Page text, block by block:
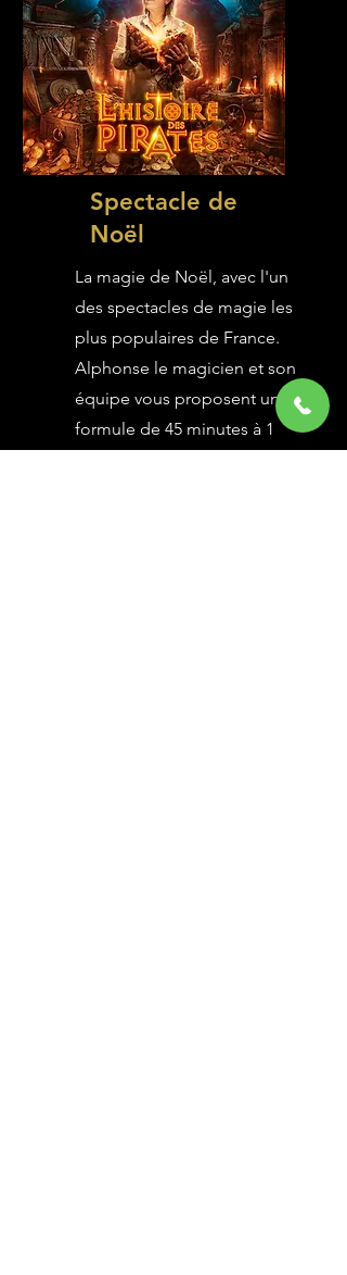
Spectacle de
Noël
La magie de Noël, avec l'un
des spectacles de magie les
plus populaires de France.
Alphonse le magicien et son
équipe vous proposent une
formule de 45 minutes à 1